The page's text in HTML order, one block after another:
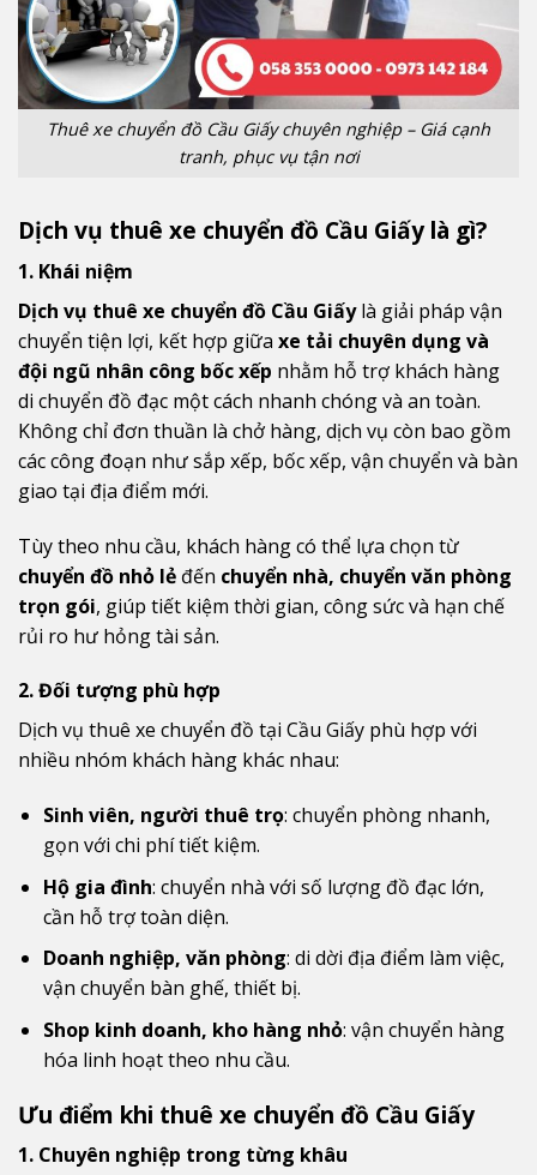
Thuê xe chuyển đồ Cầu Giấy chuyên nghiệp – Giá cạnh
tranh, phục vụ tận nơi
Dịch vụ thuê xe chuyển đồ Cầu Giấy là gì?
1. Khái niệm
Dịch vụ thuê xe chuyển đồ Cầu Giấylà giải pháp vận
chuyển tiện lợi, kết hợp giữa xe tải chuyên dụng và
đội ngũ nhân công bốc xếp nhằm hỗ trợ khách hàng
di chuyển đồ đạc một cách nhanh chóng và an toàn.
Không chỉ đơn thuần là chở hàng, dịch vụ còn bao gồm
các công đoạn như sắp xếp, bốc xếp, vận chuyển và bàn
giao tại địa điểm mới.
Tùy theo nhu cầu, khách hàng có thể lựa chọn từ
chuyển đồ nhỏ lẻ đến chuyển nhà, chuyển văn phòng
trọn gói, giúp tiết kiệm thời gian, công sức và hạn chế
rủi ro hư hỏng tài sản.
2. Đối tượng phù hợp
Dịch vụ thuê xe chuyển đồ tại Cầu Giấy phù hợp với
nhiều nhóm khách hàng khác nhau:
Sinh viên, người thuê trọ: chuyển phòng nhanh,
gọn với chi phí tiết kiệm.
Hộ gia đình: chuyển nhà với số lượng đồ đạc lớn,
cần hỗ trợ toàn diện.
Doanh nghiệp, văn phòng: di dời địa điểm làm việc,
vận chuyển bàn ghế, thiết bị.
Shop kinh doanh, kho hàng nhỏ: vận chuyển hàng
hóa linh hoạt theo nhu cầu.
Ưu điểm khi thuê xe chuyển đồ Cầu Giấy
1. Chuyên nghiệp trong từng khâu